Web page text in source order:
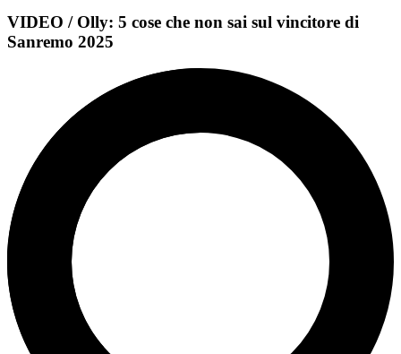
VIDEO / Olly: 5 cose che non sai sul vincitore di
Sanremo 2025